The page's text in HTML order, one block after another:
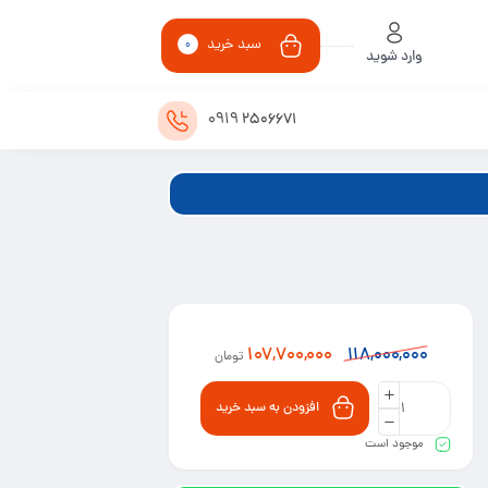
وارد شوید
سبد خرید 0
2506671
0919
118,000,000
107,700,000 تومان
افزودن به سبد خرید
موجود است